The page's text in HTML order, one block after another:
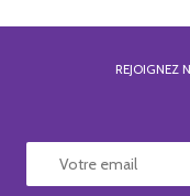
REJOIGNEZ